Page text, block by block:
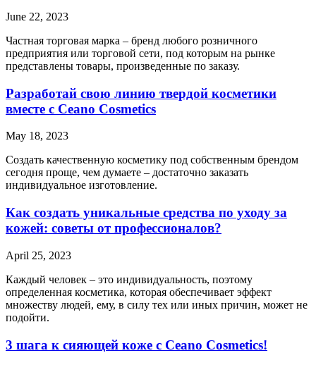
June 22, 2023
Частная торговая марка – бренд любого розничного
предприятия или торговой сети, под которым на рынке
представлены товары, произведенные по заказу.
Разработай свою линию твердой косметики
вместе с Ceano Cosmetics
May 18, 2023
Создать качественную косметику под собственным брендом
сегодня проще, чем думаете – достаточно заказать
индивидуальное изготовление.
Как создать уникальные средства по уходу за
кожей: советы от профессионалов?
April 25, 2023
Каждый человек – это индивидуальность, поэтому
определенная косметика, которая обеспечивает эффект
множеству людей, ему, в силу тех или иных причин, может не
подойти.
3 шага к сияющей коже с Ceano Cosmetics!